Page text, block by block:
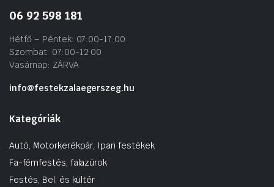
06 92 598 181
Hétfő – Péntek: 07:00-17:00
Szombat: 07:00-12:00
Vasárnap: ZÁRVA
info@festekzalaegerszeg.hu
Kategóriák
Autó, Motorkerékpár, Ipari festékek
Fa-fémfestés, falazúrok
Festés, Bel. és kültér